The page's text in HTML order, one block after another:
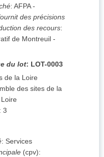
: AFPA-
des précisions
des recours:
de Montreuil -
du lot: LOT-0003
de la Loire
des sites de la
: 3
: Services
(cpv):